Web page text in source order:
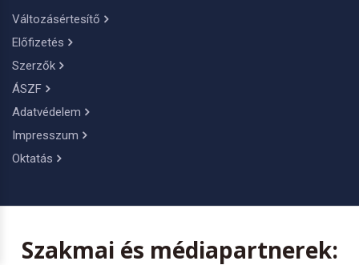
Változásértesítő
Előfizetés
Szerzők
ÁSZF
Adatvédelem
Impresszum
Oktatás
Szakmai és médiapartnerek: